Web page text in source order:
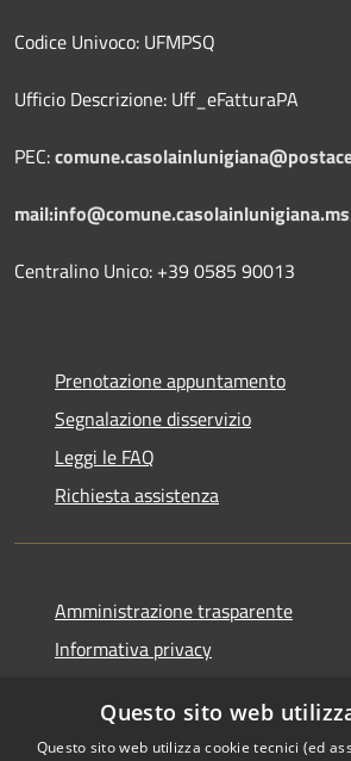
Codice Univoco: UFMPSQ
Ufficio Descrizione: Uff_eFatturaPA
PEC:
Centralino Unico: +39 0585 90013
Prenotazione appuntamento
Segnalazione disservizio
Leggi le FAQ
Richiesta assistenza
Amministrazione trasparente
Informativa privacy
Dichiarazione di accessibilità
Questo sito web
Questo sito web utilizza cookie tecnici (ed